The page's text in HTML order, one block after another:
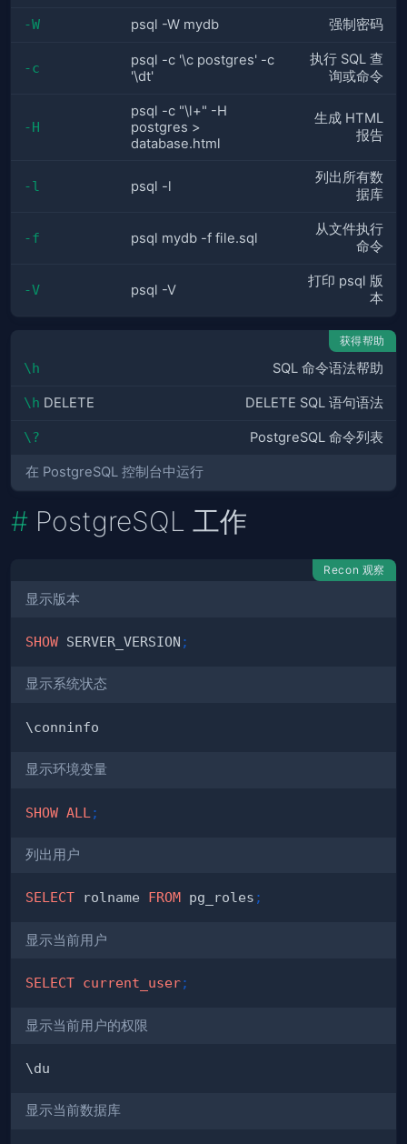
-W psql -W mydb 强制密码
-c
psql -c '\c postgres' -c
'\dt'
执行 SQL 查
询或命令
-H
psql -c "\l+" -H
postgres >
database.html
生成 HTML
报告
-l psql -l
列出所有数
据库
-f psql mydb -f file.sql
从文件执行
命令
-V psql -V
打印 psql 版
本
获得帮助
\h SQL 命令语法帮助
\h DELETE DELETE SQL 语句语法
\? PostgreSQL 命令列表
在 PostgreSQL 控制台中运行
PostgreSQL 工作
Recon 观察
显示版本
SHOW SERVER_VERSION ;
显示系统状态
显示环境变量
SHOW ALL ;
列出用户
SELECT rolname FROM pg_roles ;
显示当前用户
SELECT current_user;
显示当前用户的权限
显示当前数据库